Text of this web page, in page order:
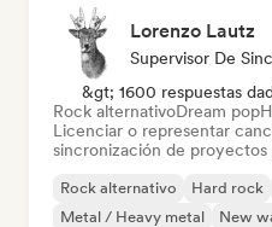
Lorenzo Lautz
Supervisor De
&gt; 1600 respuestas
Rock alternativoDream pop
Licenciar o representar
sincronización de proyectos
Rock alternativo Hard rock
Metal / Heavy metal
New